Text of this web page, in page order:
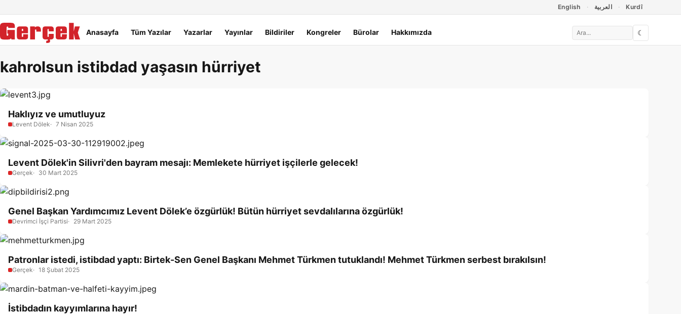
English العربية Kurdî
Ana menü
Anasayfa Tüm Yazılar Yazarlar Yayınlar Bildiriler Kongreler Bürolar Hakkımızda ☾
kahrolsun istibdad yaşasın hürriyet
Haklıyız ve umutluyuz
Levent Dölek 7 Nisan 2025
Levent Dölek'in Silivri'den bayram mesajı: Memlekete hürriyet işçilerle gelecek!
Gerçek 30 Mart 2025
Genel Başkan Yardımcımız Levent Dölek’e özgürlük! Bütün hürriyet sevdalılarına özgürlük!
Devrimci İşçi Partisi 29 Mart 2025
Patronlar istedi, istibdad yaptı: Birtek-Sen Genel Başkanı Mehmet Türkmen tutuklandı! Mehmet Türkmen serbest bırakılsın!
Gerçek 18 Şubat 2025
İstibdadın kayyımlarına hayır!